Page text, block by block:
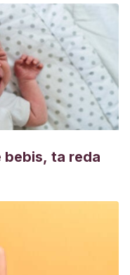
bebis, ta reda